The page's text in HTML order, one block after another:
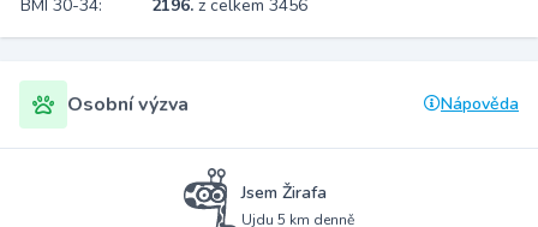
BMI 30-34:
2196. z celkem 3456
Osobní výzva Nápověda
Jsem Žirafa
Ujdu 5 km denně